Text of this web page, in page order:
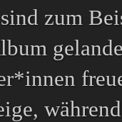
zum